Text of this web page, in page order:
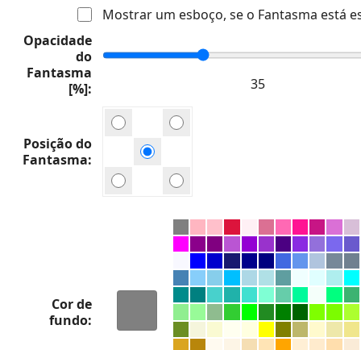
Mostrar um esboço, se o Fantasma está
Opacidade
do
Fantasma
[%]
Posição do
Fantasma
Cor de
fundo